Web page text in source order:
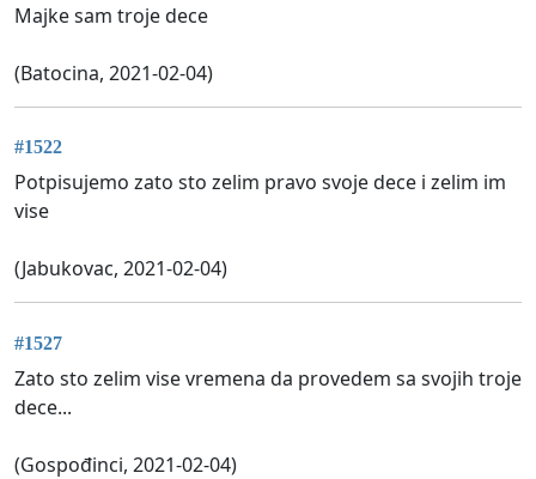
Majke sam troje dece
(Batocina, 2021-02-04)
#1522
Potpisujemo zato sto zelim pravo svoje dece i zelim im
vise
(Jabukovac, 2021-02-04)
#1527
Zato sto zelim vise vremena da provedem sa svojih troje
dece...
(Gospođinci, 2021-02-04)